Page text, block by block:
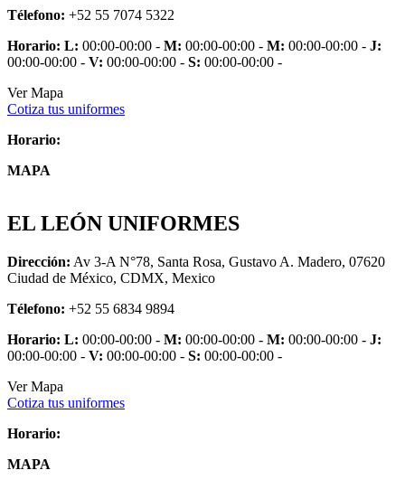
Télefono: +52 55 7074 5322
Horario: L: 00:00-00:00 - M: 00:00-00:00 - M: 00:00-00:00 - J:
00:00-00:00 - V: 00:00-00:00 - S: 00:00-00:00 -
Ver Mapa
Cotiza tus uniformes
Horario:
MAPA
EL LEÓN UNIFORMES
Dirección: Av 3-A N°78, Santa Rosa, Gustavo A. Madero, 07620
Ciudad de México, CDMX, Mexico
Télefono: +52 55 6834 9894
Horario: L: 00:00-00:00 - M: 00:00-00:00 - M: 00:00-00:00 - J:
00:00-00:00 - V: 00:00-00:00 - S: 00:00-00:00 -
Ver Mapa
Cotiza tus uniformes
Horario:
MAPA